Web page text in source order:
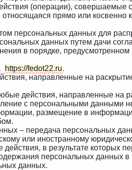
(операции), совершаемые
прямо или косвенно
персональных данных для
данных путем дачи
в порядке,
https://fedot22.ru.
направленные на
действия, направленные на
с персональными данными
размещение в
– передача персональных
или иностранному
в результате которых
персональных данных
данных.